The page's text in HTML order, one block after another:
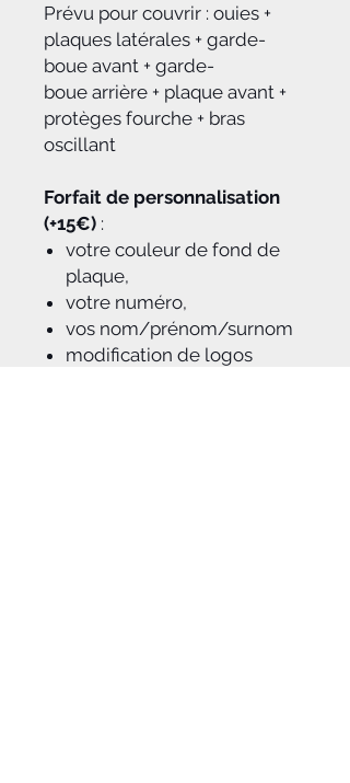
Prévu pour couvrir : ouies +
plaques latérales + garde-
boue avant + garde-
boue arrière + plaque avant +
protèges fourche + bras
oscillant
Forfait de personnalisation
(+15€) :
votre couleur de fond de
plaque,
votre numéro,
vos nom/prénom/surnom
modification de logos